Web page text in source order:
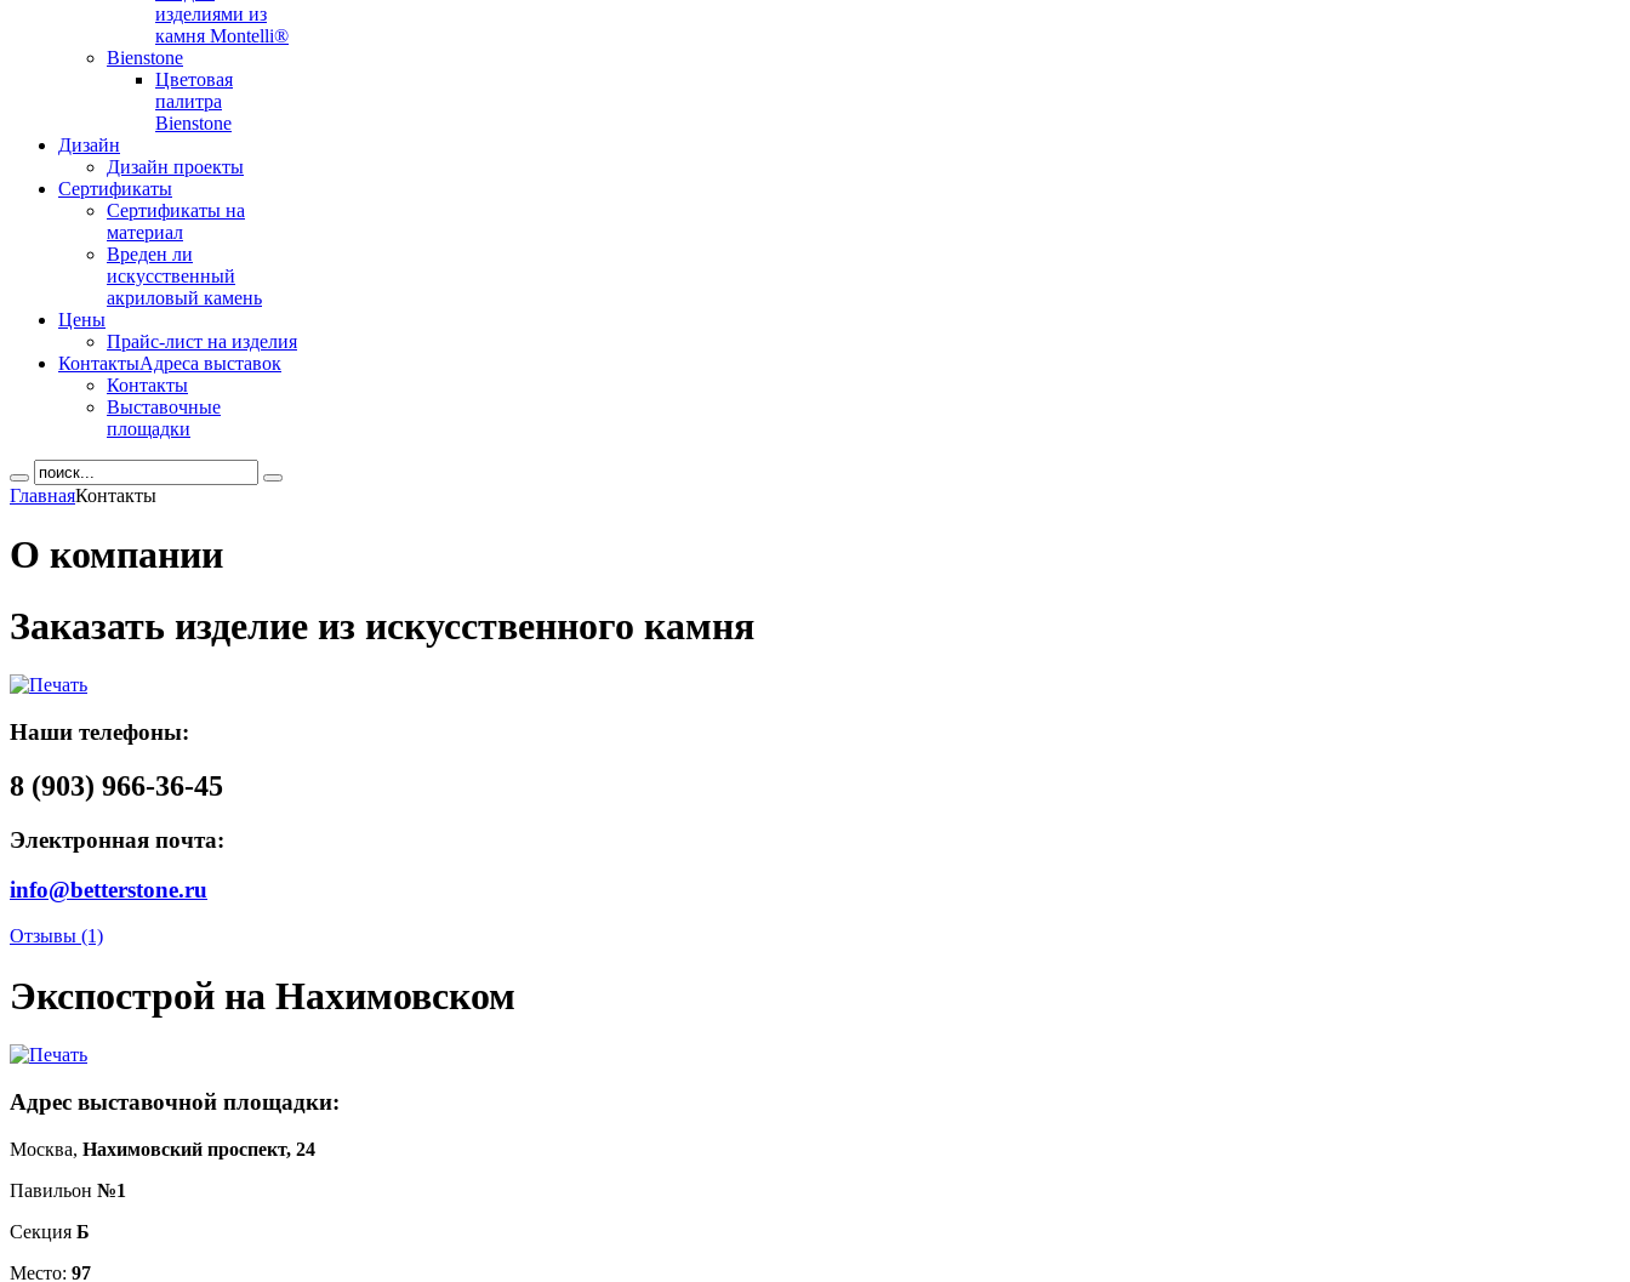
изделиями из
камня Montelli®
Bienstone
Цветовая
палитра
Bienstone
Дизайн
Дизайн проекты
Сертификаты
Сертификаты на
материал
Вреден ли
искусственный
акриловый камень
Цены
Прайс-лист на изделия
КонтактыАдреса выставок
Контакты
Выставочные
площадки
ГлавнаяКонтакты
О компании
Заказать изделие из искусственного камня
Наши телефоны:
8 (903) 966-36-45
Электронная почта:
info@betterstone.ru
Отзывы (1)
Экспострой на Нахимовском
Адрес выставочной площадки:
Москва, Нахимовский проспект, 24
Павильон №1
Секция Б
Место: 97